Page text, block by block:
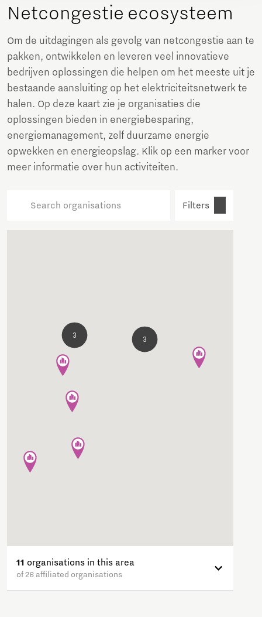
Netcongestie ecosysteem
Om de uitdagingen als gevolg van netcongestie aan te
pakken, ontwikkelen en leveren veel innovatieve
bedrijven oplossingen die helpen om het meeste uit je
bestaande aansluiting op het elektriciteitsnetwerk te
halen. Op deze kaart zie je organisaties die
oplossingen bieden in energiebesparing,
energiemanagement, zelf duurzame energie
opwekken en energieopslag. Klik op een marker voor
meer informatie over hun activiteiten.
Filters
11 organisations in this area
of 26 affiliated organisations
3
3